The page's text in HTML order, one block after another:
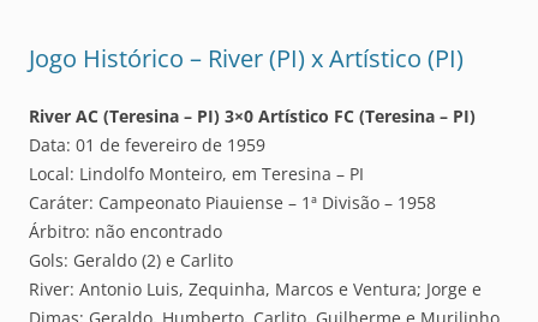
Jogo Histórico – River (PI) x Artístico (PI)
River AC (Teresina – PI) 3×0 Artístico FC (Teresina – PI)
Data: 01 de fevereiro de 1959
Local: Lindolfo Monteiro, em Teresina – PI
Caráter: Campeonato Piauiense – 1ª Divisão – 1958
Árbitro: não encontrado
Gols: Geraldo (2) e Carlito
River: Antonio Luis, Zequinha, Marcos e Ventura; Jorge e